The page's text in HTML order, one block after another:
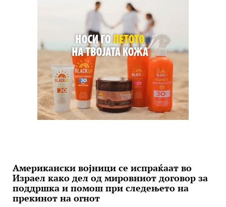
Американски војници се испраќаат во
Израел како дел од мировниот договор за
поддршка и помош при следењето на
прекинот на огнот